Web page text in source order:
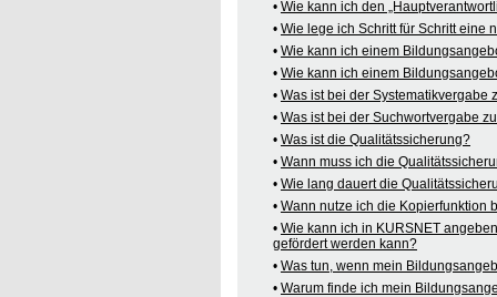
• Wie kann ich den
• Wie lege ich Schritt für Schritt eine
• Wie kann ich einem
• Wie kann ich einem
• Was ist bei der Systematikvergabe
• Was ist bei der Suchwortvergabe
• Was ist die Qualitätssicherung?
• Wann muss ich die
• Wie lang dauert die
• Wann nutze ich die Kopierfunktion
• Wie kann ich in KURSNET
gefördert werden kann?
• Was tun, wenn mein
• Warum finde ich mein